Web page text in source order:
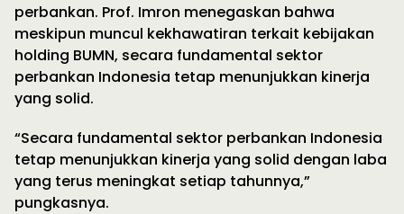
perbankan. Prof. Imron menegaskan bahwa
meskipun muncul kekhawatiran terkait kebijakan
holding BUMN, secara fundamental sektor
perbankan Indonesia tetap menunjukkan kinerja
yang solid.
“Secara fundamental sektor perbankan Indonesia
tetap menunjukkan kinerja yang solid dengan laba
yang terus meningkat setiap tahunnya,”
pungkasnya.